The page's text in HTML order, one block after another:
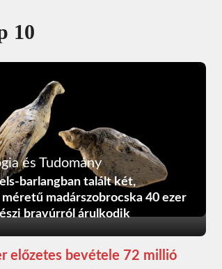
10
és Tudomány
barlangban talált két,
madárszobrocska 40 ezer
bravúrról árulkodik
előzetes bevétele 72 millió